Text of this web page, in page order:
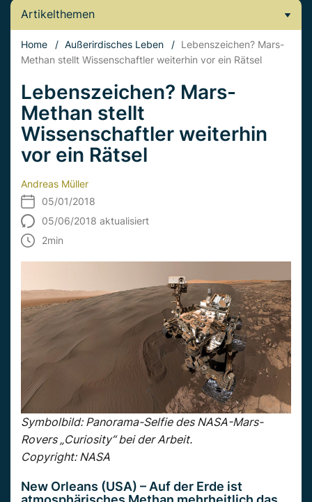
Artikelthemen
Home / Außerirdisches Leben / Lebenszeichen? Mars-
Methan stellt Wissenschaftler weiterhin vor ein Rätsel
Lebenszeichen? Mars-
Methan stellt
Wissenschaftler weiterhin
vor ein Rätsel
Andreas Müller
05/01/2018
05/06/2018 aktualisiert
2min
Symbolbild: Panorama-Selfie des NASA-Mars-
Rovers „Curiosity“ bei der Arbeit.
Copyright: NASA
New Orleans (USA) – Auf der Erde ist